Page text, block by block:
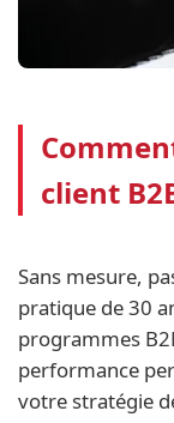
client
Sans mesure,
pratique de 30
programmes
performance
votre stratégie